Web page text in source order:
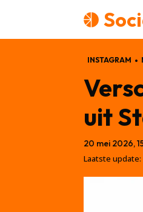
INSTAGRAM
uit
20 mei 2026,
Laatste update: